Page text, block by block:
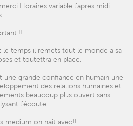
Horaires variable l'apres midi
!!
le temps il remets tout le monde a sa
et toutettra en place.
une grande confiance en humain une
des relations humaines et
beaucoup plus ouvert sans
l'écoute.
medium on nait avec!!